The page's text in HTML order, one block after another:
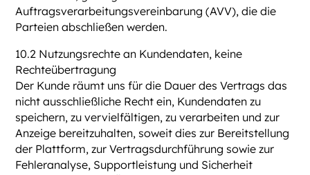
Auftragsverarbeitungsvereinbarung (AVV), die die
Parteien abschließen werden.
10.2 Nutzungsrechte an Kundendaten, keine
Rechteübertragung
Der Kunde räumt uns für die Dauer des Vertrags das
nicht ausschließliche Recht ein, Kundendaten zu
speichern, zu vervielfältigen, zu verarbeiten und zur
Anzeige bereitzuhalten, soweit dies zur Bereitstellung
der Plattform, zur Vertragsdurchführung sowie zur
Fehleranalyse, Supportleistung und Sicherheit